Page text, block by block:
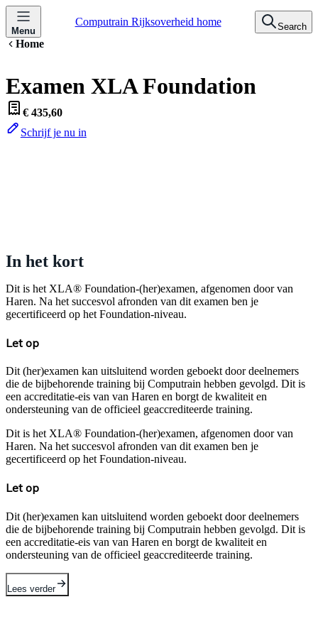
Menu
Computrain Rijksoverheid home Search
Home
Examen XLA Foundation
€ 435,60
Schrijf je nu in
In het kort
Dit is het XLA® Foundation-(her)examen, afgenomen door van
Haren. Na het succesvol afronden van dit examen ben je
gecertificeerd op het Foundation-niveau.
Let op
Dit (her)examen kan uitsluitend worden geboekt door deelnemers
die de bijbehorende training bij Computrain hebben gevolgd. Dit is
een accreditatie-eis van van Haren en borgt de kwaliteit en
ondersteuning van de officieel geaccrediteerde training.
Dit is het XLA® Foundation-(her)examen, afgenomen door van
Haren. Na het succesvol afronden van dit examen ben je
gecertificeerd op het Foundation-niveau.
Let op
Dit (her)examen kan uitsluitend worden geboekt door deelnemers
die de bijbehorende training bij Computrain hebben gevolgd. Dit is
een accreditatie-eis van van Haren en borgt de kwaliteit en
ondersteuning van de officieel geaccrediteerde training.
Lees verder